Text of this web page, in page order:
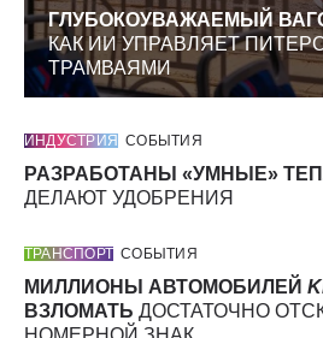
ГЛУБОКОУВАЖАЕМЫЙ
КАК ИИ УПРАВЛЯЕТ
ТРАМВАЯМИ
ИНДУСТРИЯ СОБЫТИЯ
РАЗРАБОТАНЫ «УМНЫЕ»
ДЕЛАЮТ УДОБРЕНИЯ
ТРАНСПОРТ СОБЫТИЯ
МИЛЛИОНЫ АВТОМОБИЛЕЙ
ВЗЛОМАТЬ ДОСТАТОЧНО